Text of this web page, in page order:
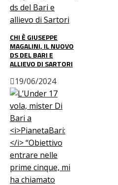
CHI È GIUSEPPE
MAGALINI, IL NUOVO
DS DEL BARI E
ALLIEVO DI SARTORI
19/06/2024